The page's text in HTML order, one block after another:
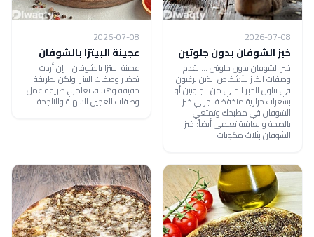
2026-07-08
خبز الشوفان بدون جلوتين
خبز الشوفان بدون جلوتين ... نقدم
وصفات الخبز للأشخاص الذين يرغبون
في تناول الخبز الخالي من الجلوتين أو
بسعرات حرارية منخفضة، جربي خبز
الشوفان في مطبخك وتمتعي
بالصحة والعافية تعلمي أيضاً: خبز
الشوفان بثلاث مكونات
2026-07-08
عجينة البيتزا بالشوفان
عجينة البيتزا بالشوفان .. إن أردت
تحضير وصفات البيتزا ولكن بطريقة
خفيفة وهشة، تعلمي طريقة عمل
وصفات العجين السهلة والناجحة